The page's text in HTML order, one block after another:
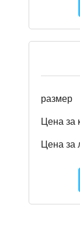
размер
Цена за
Цена за